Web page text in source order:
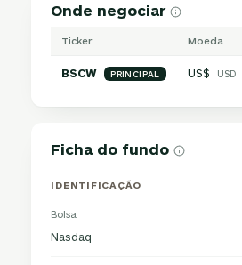
Onde negociar
Ticker Moeda
BSCW PRINCIPAL US$ USD
Ficha do fundo
IDENTIFICAÇÃO
Bolsa
Nasdaq